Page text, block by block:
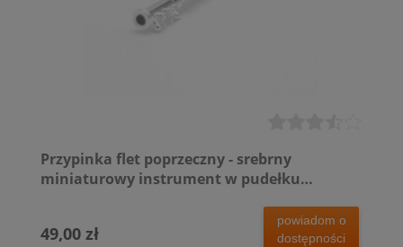
Przypinka flet poprzeczny - srebrny
miniaturowy instrument w pudełku
49,00 zł
powiadom o
dostępności